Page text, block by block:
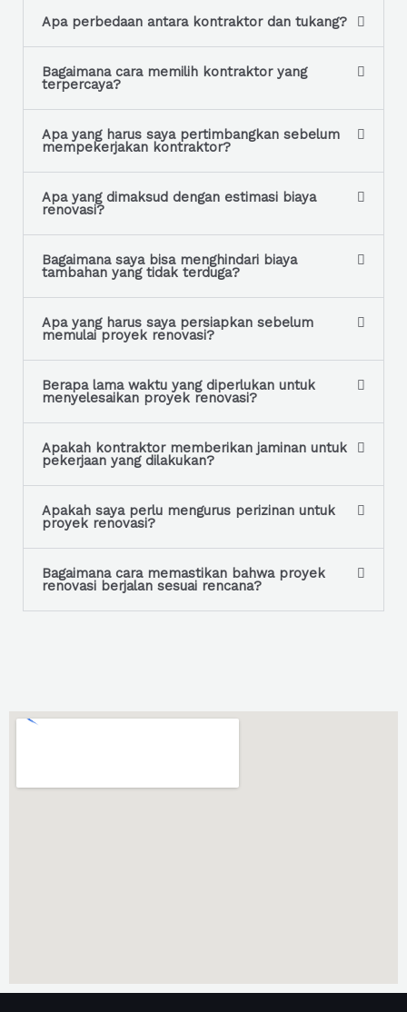
a
Apa perbedaan antara kontraktor dan tukang?
Bagaimana cara memilih kontraktor yang
terpercaya?
Apa yang harus saya pertimbangkan sebelum
mempekerjakan kontraktor?
Apa yang dimaksud dengan estimasi biaya
renovasi?
Bagaimana saya bisa menghindari biaya
tambahan yang tidak terduga?
Apa yang harus saya persiapkan sebelum
memulai proyek renovasi?
Berapa lama waktu yang diperlukan untuk
menyelesaikan proyek renovasi?
Apakah kontraktor memberikan jaminan untuk
pekerjaan yang dilakukan?
Apakah saya perlu mengurus perizinan untuk
proyek renovasi?
Bagaimana cara memastikan bahwa proyek
renovasi berjalan sesuai rencana?